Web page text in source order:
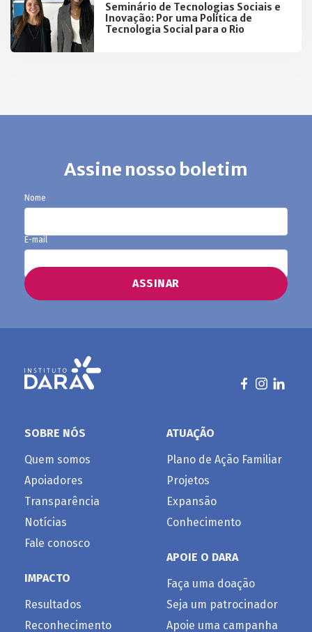
Seminário de Tecnologias Sociais e
Inovação: Por uma Política de
Tecnologia Social para o Rio
Assine nosso boletim
Nome
E-mail
SOBRE NÓS
Quem somos
Apoiadores
Transparência
Notícias
Fale conosco
IMPACTO
Resultados
Reconhecimento
ATUAÇÃO
Plano de Ação Familiar
Projetos
Expansão
Conhecimento
APOIE O DARA
Faça uma doação
Seja um patrocinador
Apoie uma campanha